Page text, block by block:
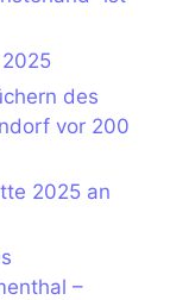
des
vor 200
2025 an
–